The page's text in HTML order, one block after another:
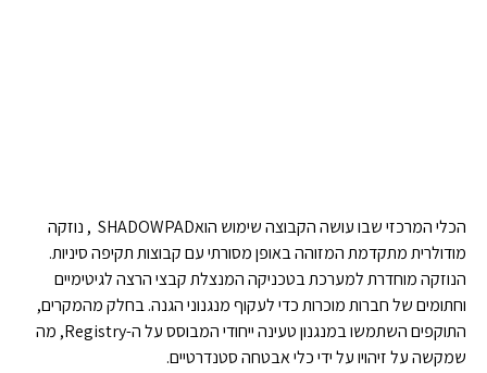
הכלי המרכזי שבו עושה הקבוצה שימוש הואSHADOWPAD , נוזקה
מודולרית מתקדמת המזוהה באופן מסורתי עם קבוצות תקיפה סיניות.
הנוזקה מוחדרת למערכת בטכניקה המנצלת קבצי הרצה לגיטימיים
וחתומים של חברות מוכרות כדי לעקוף מנגנוני הגנה. בחלק מהמקרים,
התוקפים השתמשו במנגנון טעינה ייחודי המבוסס על ה-Registry, מה
שמקשה על זיהויו על ידי כלי אבטחה סטנדרטיים.